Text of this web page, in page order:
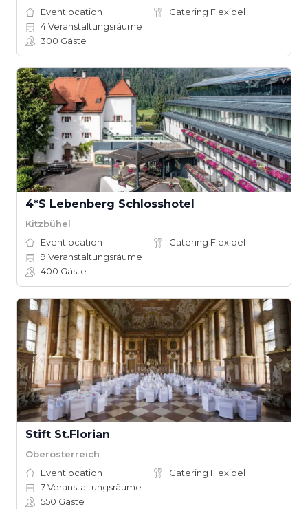
Eventlocation
Catering Flexibel
4Veranstaltungsräume
300 Gäste
4*S Lebenberg Schlosshotel
Kitzbühel
Eventlocation
Catering Flexibel
9 Veranstaltungsräume
400 Gäste
Stift St.Florian
Oberösterreich
Eventlocation
Catering Flexibel
7Veranstaltungsräume
550 Gäste